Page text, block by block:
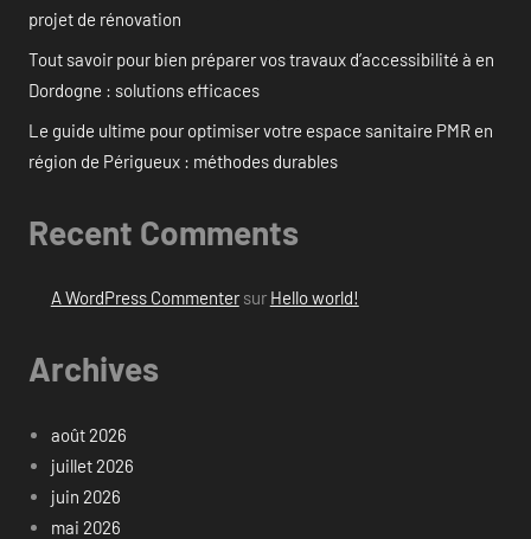
projet de rénovation
Tout savoir pour bien préparer vos travaux d’accessibilité à en
Dordogne : solutions efficaces
Le guide ultime pour optimiser votre espace sanitaire PMR en
région de Périgueux : méthodes durables
Recent Comments
A WordPress Commentersur Hello world!
Archives
août 2026
juillet 2026
juin 2026
mai 2026